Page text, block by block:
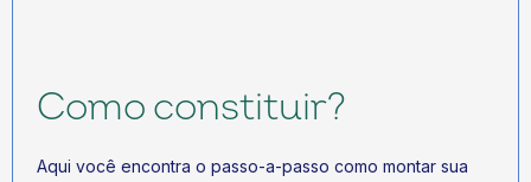
Como constituir?
Aqui você encontra o passo-a-passo como montar sua